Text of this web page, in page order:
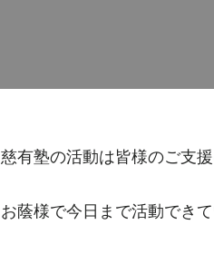
慈有塾の活動は皆様のご支
お蔭様で今日まで活動でき